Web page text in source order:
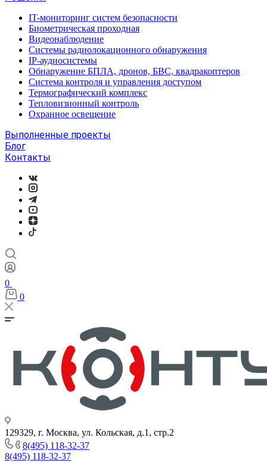
IT-мониторинг систем безопасности
Биометрическая проходная
Видеонаблюдение
Системы радиолокационного обнаружения
IP-аудиосистемы
Обнаружение БПЛА, дронов, БВС, квадракоптеров
Система контроля и управления доступом
Термографический комплекс
Тепловизионный контроль
Охранное освещение
Выполненные проекты
Блог
Контакты
0
0
129329, г. Москва, ул. Кольская, д.1, стр.2
8(495) 118-32-37
8(495) 118-32-37